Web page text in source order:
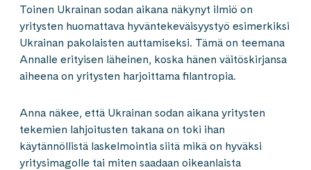
Toinen Ukrainan sodan aikana näkynyt ilmiö on
yritysten huomattava hyväntekeväisyystyö esimerkiksi
Ukrainan pakolaisten auttamiseksi. Tämä on teemana
Annalle erityisen läheinen, koska hänen väitöskirjansa
aiheena on yritysten harjoittama filantropia.
Anna näkee, että Ukrainan sodan aikana yritysten
tekemien lahjoitusten takana on toki ihan
käytännöllistä laskelmointia siitä mikä on hyväksi
yritysimagolle tai miten saadaan oikeanlaista